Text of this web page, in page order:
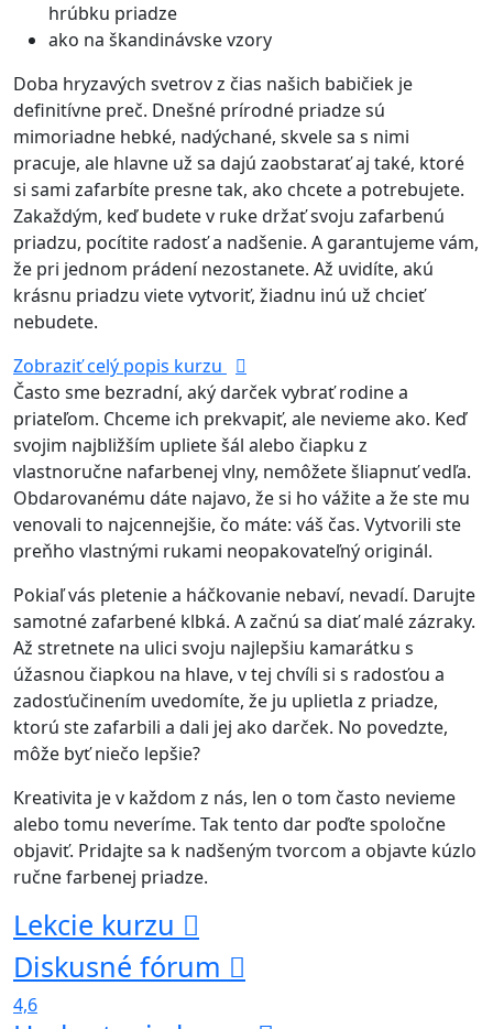
hrúbku priadze
ako na škandinávske vzory
Doba hryzavých svetrov z čias našich babičiek je
definitívne preč. Dnešné prírodné priadze sú
mimoriadne hebké, nadýchané, skvele sa s nimi
pracuje, ale hlavne už sa dajú zaobstarať aj také, ktoré
si sami zafarbíte presne tak, ako chcete a potrebujete.
Zakaždým, keď budete v ruke držať svoju zafarbenú
priadzu, pocítite radosť a nadšenie. A garantujeme vám,
že pri jednom prádení nezostanete. Až uvidíte, akú
krásnu priadzu viete vytvoriť, žiadnu inú už chcieť
nebudete.
Zobraziť celý popis kurzu
Často sme bezradní, aký darček vybrať rodine a
priateľom. Chceme ich prekvapiť, ale nevieme ako. Keď
svojim najbližším upliete šál alebo čiapku z
vlastnoručne nafarbenej vlny, nemôžete šliapnuť vedľa.
Obdarovanému dáte najavo, že si ho vážite a že ste mu
venovali to najcennejšie, čo máte: váš čas. Vytvorili ste
preňho vlastnými rukami neopakovateľný originál.
Pokiaľ vás pletenie a háčkovanie nebaví, nevadí. Darujte
samotné zafarbené klbká. A začnú sa diať malé zázraky.
Až stretnete na ulici svoju najlepšiu kamarátku s
úžasnou čiapkou na hlave, v tej chvíli si s radosťou a
zadosťučinením uvedomíte, že ju uplietla z priadze,
ktorú ste zafarbili a dali jej ako darček. No povedzte,
môže byť niečo lepšie?
Kreativita je v každom z nás, len o tom často nevieme
alebo tomu neveríme. Tak tento dar poďte spoločne
objaviť. Pridajte sa k nadšeným tvorcom a objavte kúzlo
ručne farbenej priadze.
Lekcie kurzu
Diskusné fórum
4,6